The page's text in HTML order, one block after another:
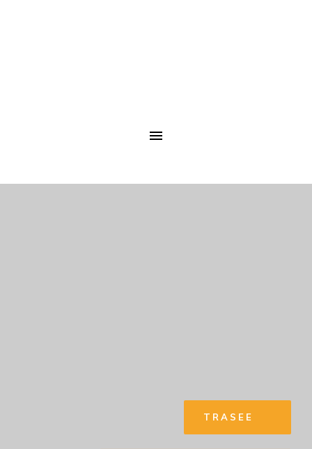
TRASEE